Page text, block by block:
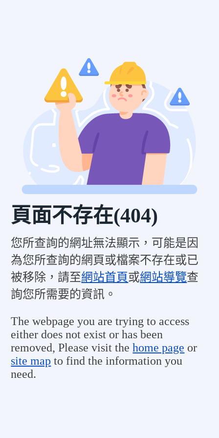
頁面不存在(404)
您所查詢的網址無法顯示，可能是因
為您所查詢的網頁或檔案不存在或已
被移除，請至網站首頁或網站導覽查
詢您所需要的資訊。
The webpage you are trying to access
either does not exist or has been
removed, Please visit thehome page or
site map to find the information you
need.